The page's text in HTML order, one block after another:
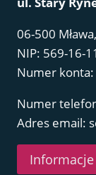
06-500
NIP: 569-16-
Numer
Numer
Adres email: